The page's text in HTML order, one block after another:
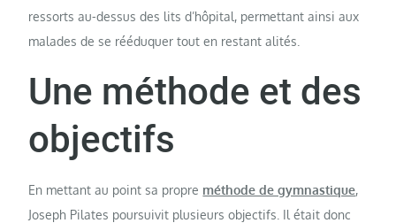
ressorts au-dessus des lits d’hôpital, permettant ainsi aux
malades de se rééduquer tout en restant alités.
Une méthode et des
objectifs
En mettant au point sa propre méthode de gymnastique,
Joseph Pilates poursuivit plusieurs objectifs. Il était donc